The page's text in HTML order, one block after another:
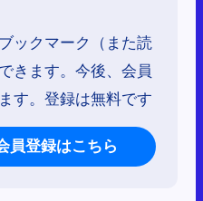
ックマーク（また読
きます。今後、会員
す。登録は無料です
員登録はこちら